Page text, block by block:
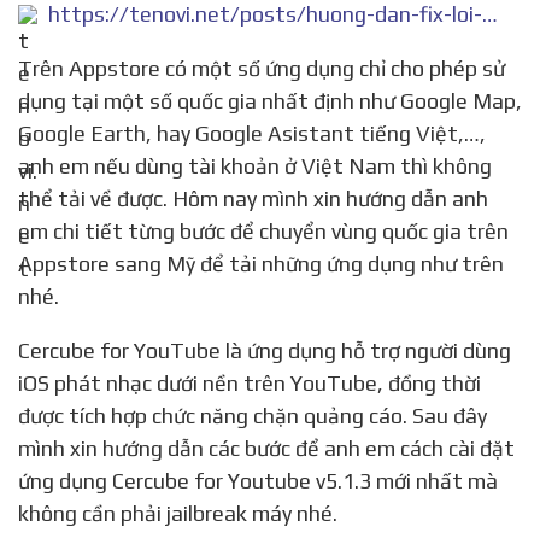
https://tenovi.net/posts/huong-dan-fix-loi-iphone-lock-bi-khong-the-kich-hoat-ti-le-thanh-cong-100.html
Trên Appstore có một số ứng dụng chỉ cho phép sử
dụng tại một số quốc gia nhất định như Google Map,
Google Earth, hay Google Asistant tiếng Việt,…,
anh em nếu dùng tài khoản ở Việt Nam thì không
thể tải về được. Hôm nay mình xin hướng dẫn anh
em chi tiết từng bước để chuyển vùng quốc gia trên
Appstore sang Mỹ để tải những ứng dụng như trên
nhé.
Cercube for YouTube là ứng dụng hỗ trợ người dùng
iOS phát nhạc dưới nền trên YouTube, đồng thời
được tích hợp chức năng chặn quảng cáo. Sau đây
mình xin hướng dẫn các bước để anh em cách cài đặt
ứng dụng Cercube for Youtube v5.1.3 mới nhất mà
không cần phải jailbreak máy nhé.